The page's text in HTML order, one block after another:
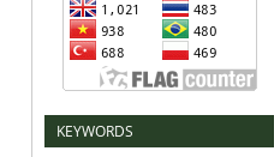
KEYWORDS